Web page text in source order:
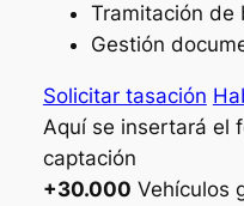
Tramitación de
Gestión
Solicitar tasación
Aquí se insertará el
captación
+30.000 Vehículos